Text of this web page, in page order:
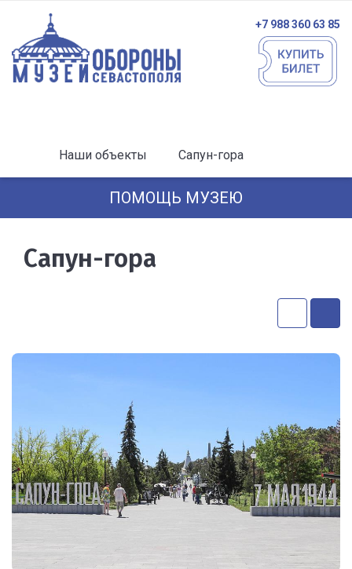
+7 988 360 63 85
Наши объекты Сапун-гора
ПОМОЩЬ МУЗЕЮ
Сапун-гора